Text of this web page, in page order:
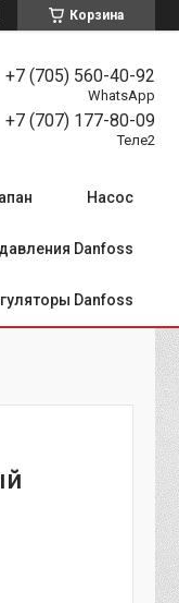
Корзина
+7 (705) 560-40-92
WhatsApp
+7 (707) 177-80-09
Теле2
Насос
Danfoss
Danfoss